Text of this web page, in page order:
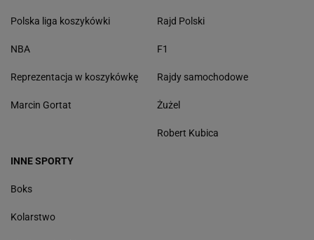
Polska liga koszykówki
NBA
Reprezentacja w koszykówkę
Marcin Gortat
Rajd Polski
F1
Rajdy samochodowe
Żużel
Robert Kubica
INNE SPORTY
Boks
Kolarstwo